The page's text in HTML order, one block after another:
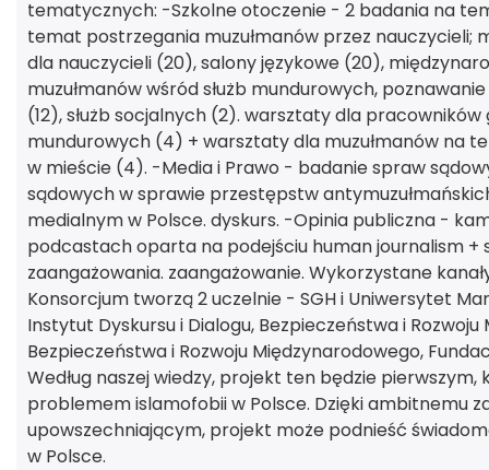
tematycznych: -Szkolne otoczenie - 2 badania na
temat postrzegania muzułmanów przez nauczycieli;
dla nauczycieli (20), salony językowe (20),
muzułmanów wśród służb mundurowych,
(12), służb socjalnych (2). warsztaty dla pracowników
mundurowych (4) + warsztaty dla muzułmanów na
w mieście (4). -Media i Prawo - badanie spraw
sądowych w sprawie przestępstw
medialnym w Polsce. dyskurs. -Opinia publiczna -
podcastach oparta na podejściu human journalism
zaangażowania. zaangażowanie. Wykorzystane
Konsorcjum tworzą 2 uczelnie - SGH i Uniwersytet
Instytut Dyskursu i Dialogu, Bezpieczeństwa i
Bezpieczeństwa i Rozwoju Międzynarodowego,
Według naszej wiedzy, projekt ten będzie
problemem islamofobii w Polsce. Dzięki ambitnemu
upowszechniającym, projekt może podnieść
w Polsce.